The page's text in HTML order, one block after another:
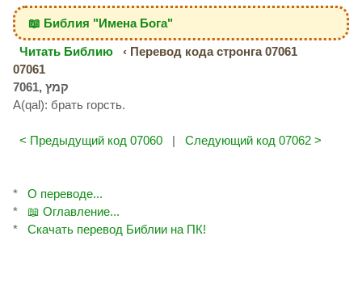
📖 Библия "Имена Бога"
Читать Библию
‹ Перевод кода стронга 07061
07061
A(qal): брать горсть.
< Предыдущий код 07060 | Следующий код 07062 >
*
О переводе...
*
📖 Оглавление...
*
Скачать перевод Библии на ПК!